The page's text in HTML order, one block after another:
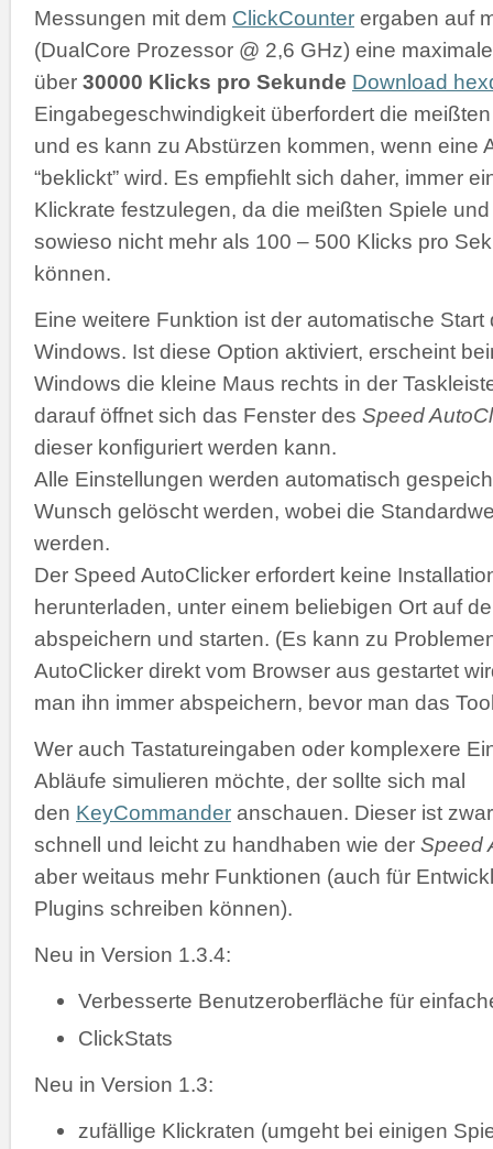
Messungen mit dem ClickCounter ergaben auf
(DualCore Prozessor @ 2,6 GHz) eine
über 30000 Klicks pro Sekunde Download
Eingabegeschwindigkeit überfordert die
und es kann zu Abstürzen kommen, wenn eine
“beklickt” wird. Es empfiehlt sich daher, immer
Klickrate festzulegen, da die meißten Spiele
sowieso nicht mehr als 100 – 500 Klicks pro
können.
Eine weitere Funktion ist der automatische Start
Windows. Ist diese Option aktiviert, erscheint
Windows die kleine Maus rechts in der
darauf öffnet sich das Fenster des Speed
dieser konfiguriert werden kann.
Alle Einstellungen werden automatisch
Wunsch gelöscht werden, wobei die
werden.
Der Speed AutoClicker erfordert keine
herunterladen, unter einem beliebigen Ort auf
abspeichern und starten. (Es kann zu
AutoClicker direkt vom Browser aus gestartet
man ihn immer abspeichern, bevor man das
Wer auch Tastatureingaben oder komplexere
Abläufe simulieren möchte, der sollte sich mal
den KeyCommander anschauen. Dieser ist
schnell und leicht zu handhaben wie der Speed
aber weitaus mehr Funktionen (auch für
Plugins schreiben können).
Neu in Version 1.3.4:
Verbesserte Benutzeroberfläche für
ClickStats
Neu in Version 1.3:
zufällige Klickraten (umgeht bei einigen